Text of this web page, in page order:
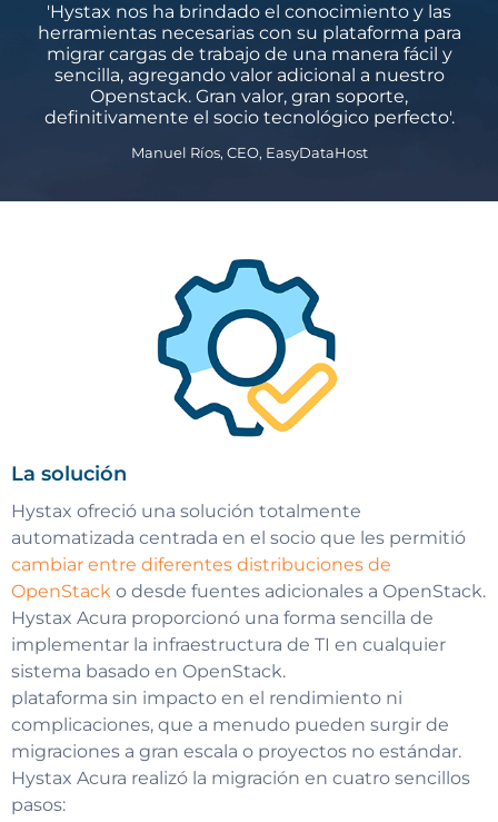
'Hystax nos ha brindado el conocimiento y las
herramientas necesarias con su plataforma para
migrar cargas de trabajo de una manera fácil y
sencilla, agregando valor adicional a nuestro
Openstack. Gran valor, gran soporte,
definitivamente el socio tecnológico perfecto'.
Manuel Ríos, CEO, EasyDataHost
La solución
Hystax ofreció una solución totalmente
automatizada centrada en el socio que les permitió
cambiar entre diferentes distribuciones de
OpenStack o desde fuentes adicionales a OpenStack.
Hystax Acura proporcionó una forma sencilla de
implementar la infraestructura de TI en cualquier
sistema basado en OpenStack.
plataforma sin impacto en el rendimiento ni
complicaciones, que a menudo pueden surgir de
migraciones a gran escala o proyectos no estándar.
Hystax Acura realizó la migración en cuatro sencillos
pasos: